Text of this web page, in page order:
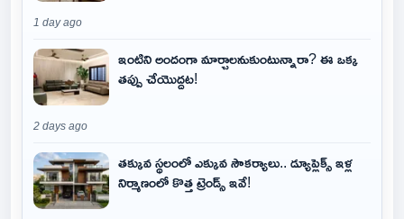
1 day ago
ఇంటిని అందంగా మార్చాలనుకుంటున్నారా? ఈ ఒక్క
తప్పు చేయొద్దట!
2 days ago
తక్కువ స్థలంలో ఎక్కువ సౌకర్యాలు.. డ్యూప్లెక్స్ ఇళ్ల
నిర్మాణంలో కొత్త ట్రెండ్స్ ఇవే!